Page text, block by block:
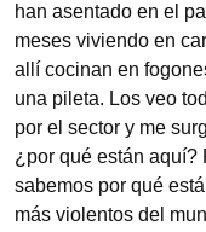
han asentado en el
meses viviendo en
allí cocinan en
una pileta. Los veo
por el sector y me
¿por qué están aquí?
sabemos por qué
más violentos del